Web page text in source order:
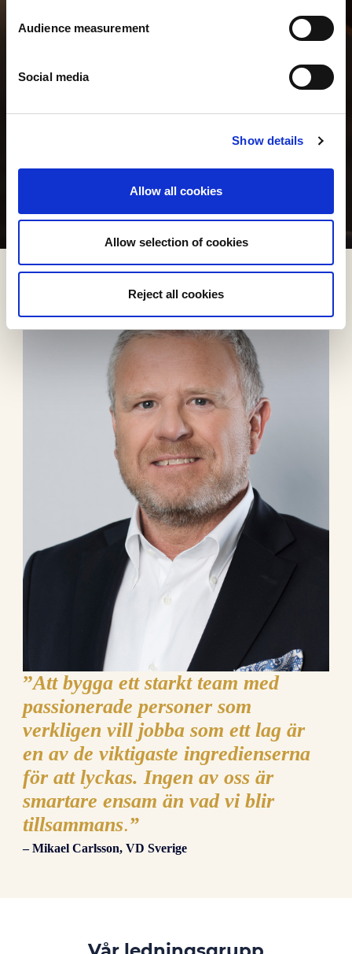
Audience measurement
Social media
Show details
Allow all cookies
Allow selection of cookies
Reject all cookies
”Att bygga ett starkt team med
passionerade personer som
verkligen vill jobba som ett lag är
en av de viktigaste ingredienserna
för att lyckas. Ingen av oss är
smartare ensam än vad vi blir
tillsammans.”
– Mikael Carlsson, VD Sverige